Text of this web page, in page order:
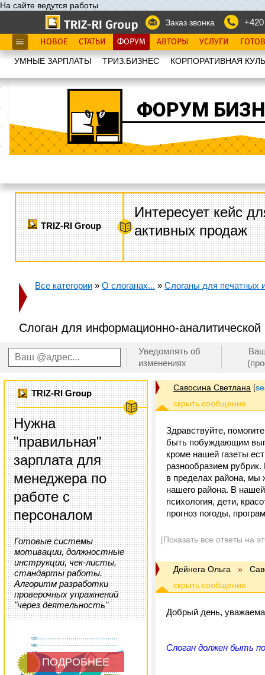
На сайте ведутся работы
Заказ звонка
НОВОЕ СТАТЬИ ФОРУМ АВТОРЫ УСЛУГИ
УМНЫЕ ЗАРПЛАТЫ ТРИЗ.БИЗНЕС КОРПОРАТИВНАЯ
ФОРУМ
TRIZ-RI Group
Интересует кейс
активных продаж
Все категории » О слоганах... » Слоганы для печатных
Слоган для информационно-
Уведомлять об
изменениях
TRIZ-RI Group
Нужна
"правильная"
зарплата для
менеджера по
работе с
персоналом
Готовые системы
мотивации, должностные
инструкции, чек-листы,
стандарты работы.
Алгоритм разработки
проверочных упражнений
"через деятельность"
ПОДРОБНЕЕ
Савосина Светлана [
Здравствуйте,
быть побуждающим
кроме нашей газеты
разнообразием
в пределах района, мы
нашего района. В
психология, дети,
прогноз погоды,
[Показать все ответы на
Дейнега Ольга »
Добрый день,
Слоган должен быть